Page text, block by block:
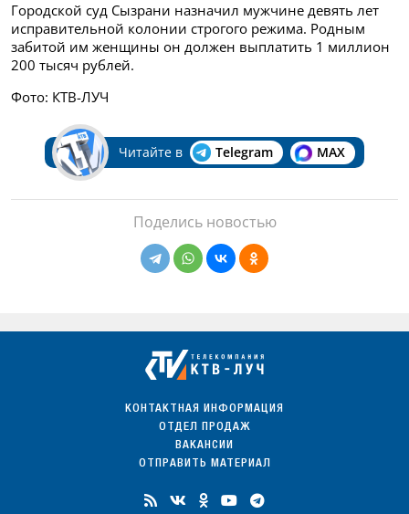
Городской суд Сызрани назначил мужчине девять лет
исправительной колонии строгого режима. Родным
забитой им женщины он должен выплатить 1 миллион
200 тысяч рублей.
Фото: КТВ-ЛУЧ
Читайте в Telegram MAX
Поделись новостью
КОНТАКТНАЯ ИНФОРМАЦИЯ
ОТДЕЛ ПРОДАЖ
ВАКАНСИИ
ОТПРАВИТЬ МАТЕРИАЛ